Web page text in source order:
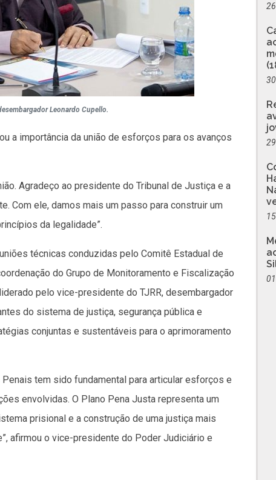
Leonardo Cupello.
a importância da união de esforços para os avanços
Agradeço ao presidente do Tribunal de Justiça e a
Com ele, damos mais um passo para construir um
da legalidade”.
técnicas conduzidas pelo Comitê Estadual de
do Grupo de Monitoramento e Fiscalização
pelo vice-presidente do TJRR, desembargador
do sistema de justiça, segurança pública e
conjuntas e sustentáveis para o aprimoramento
tem sido fundamental para articular esforços e
envolvidas. O Plano Pena Justa representa um
prisional e a construção de uma justiça mais
afirmou o vice-presidente do Poder Judiciário e